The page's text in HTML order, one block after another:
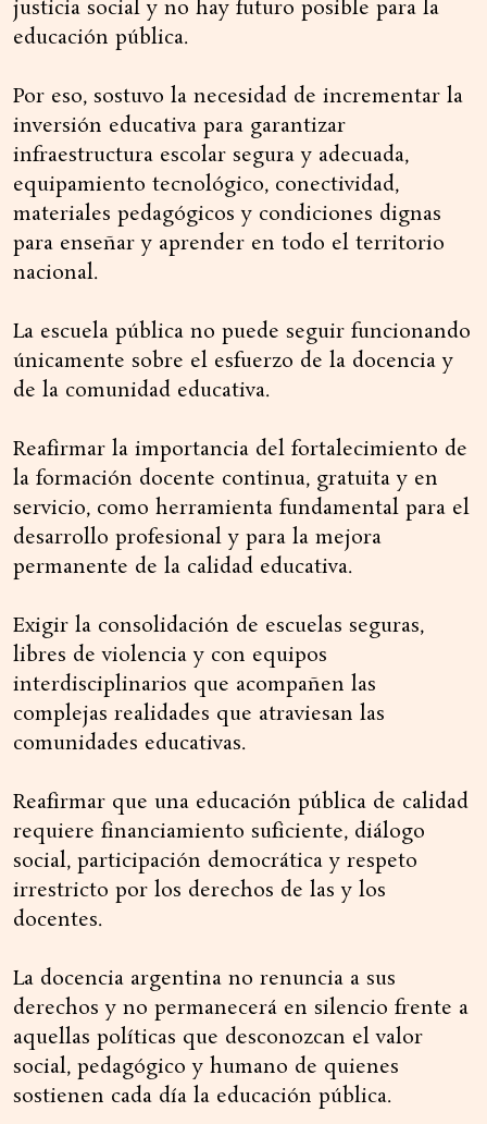
justicia social y no hay futuro posible para la
educación pública.
Por eso, sostuvo la necesidad de incrementar la
inversión educativa para garantizar
infraestructura escolar segura y adecuada,
equipamiento tecnológico, conectividad,
materiales pedagógicos y condiciones dignas
para enseñar y aprender en todo el territorio
nacional.
La escuela pública no puede seguir funcionando
únicamente sobre el esfuerzo de la docencia y
de la comunidad educativa.
Reafirmar la importancia del fortalecimiento de
la formación docente continua, gratuita y en
servicio, como herramienta fundamental para el
desarrollo profesional y para la mejora
permanente de la calidad educativa.
Exigir la consolidación de escuelas seguras,
libres de violencia y con equipos
interdisciplinarios que acompañen las
complejas realidades que atraviesan las
comunidades educativas.
Reafirmar que una educación pública de calidad
requiere financiamiento suficiente, diálogo
social, participación democrática y respeto
irrestricto por los derechos de las y los
docentes.
La docencia argentina no renuncia a sus
derechos y no permanecerá en silencio frente a
aquellas políticas que desconozcan el valor
social, pedagógico y humano de quienes
sostienen cada día la educación pública.